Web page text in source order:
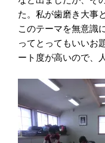
た。私が歯磨き大事
このテーマを無意識
ってとってもいいお
ート度が高いので、